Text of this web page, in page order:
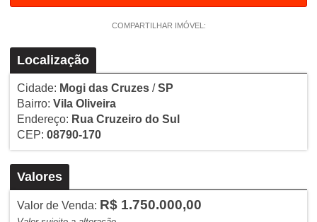
COMPARTILHAR IMÓVEL:
Localização
Cidade: Mogi das Cruzes/SP
Bairro: Vila Oliveira
Endereço: Rua Cruzeiro do Sul
CEP: 08790-170
Valores
Valor de Venda: R$ 1.750.000,00